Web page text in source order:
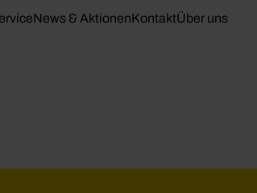
News & AktionenKontaktÜber uns